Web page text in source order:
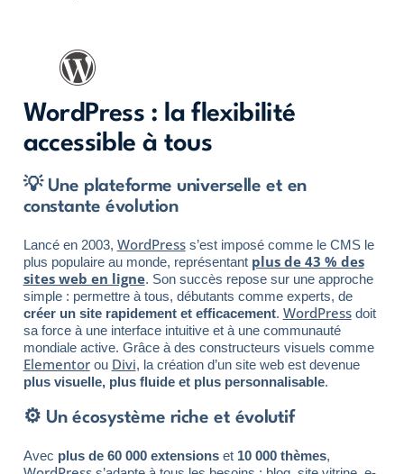
WordPress : la flexibilité
accessible à tous
💡 Une plateforme universelle et en
constante évolution
Lancé en 2003, WordPresss’est imposé comme le CMS le
plus populaire au monde, représentant plus de 43 % des
sites web en ligne. Son succès repose sur une approche
simple : permettre à tous, débutants comme experts, de
créer un site rapidement et efficacement. WordPressdoit
sa force à une interface intuitive et à une communauté
mondiale active. Grâce à des constructeurs visuels comme
Elementorou Divi, la création d’un site web est devenue
plus visuelle, plus fluide et plus personnalisable.
⚙️ Un écosystème riche et évolutif
Avec plus de 60 000 extensionset 10 000 thèmes,